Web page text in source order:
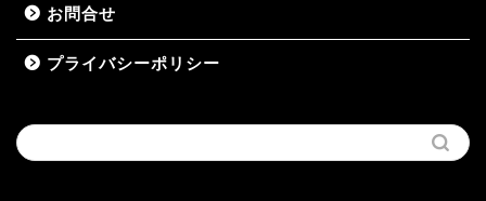
お問合せ
プライバシーポリシー